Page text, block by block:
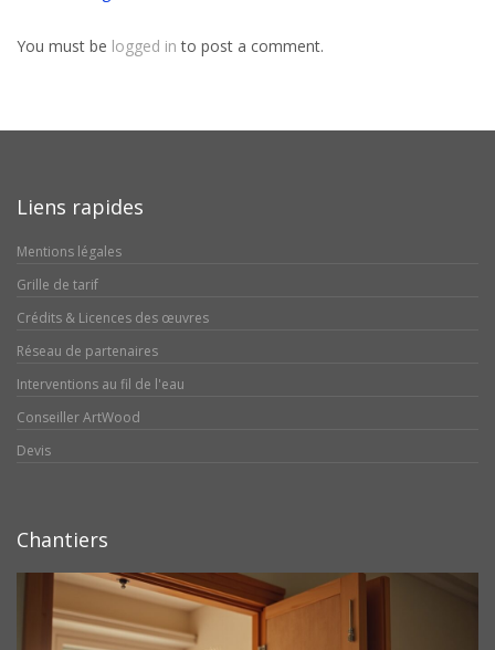
You must be logged in to post a comment.
Liens rapides
Mentions légales
Grille de tarif
Crédits & Licences des œuvres
Réseau de partenaires
Interventions au fil de l'eau
Conseiller ArtWood
Devis
Chantiers